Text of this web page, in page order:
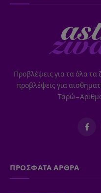
Προβλέψεις για τα όλα τα
προβλέψεις για
Ταρώ –
ΠΡΟΣΦΑΤΑ ΑΡΘΡΑ